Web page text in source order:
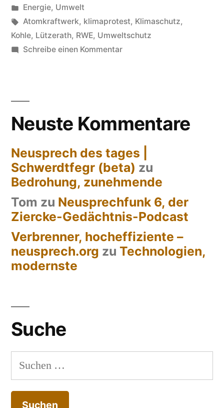
von
Veröffentlicht
in
Energie, Umwelt
Schlagwörter:
Atomkraftwerk, klimaprotest, Klimaschutz,
Kohle, Lützerath, RWE, Umweltschutz
Schreibe einen Kommentarzu
Neuste Kommentare
Neusprech des tages |
Schwerdtfegr (beta) zu
Bedrohung, zunehmende
Tom zu Neusprechfunk 6, der
Ziercke-Gedächtnis-Podcast
Verbrenner, hocheffiziente –
neusprech.org zu Technologien,
modernste
Suche
Suchen
nach: